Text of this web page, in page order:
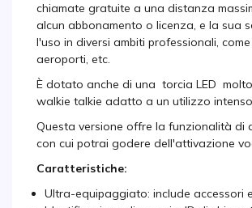
chiamate gratuite a una distanza
alcun abbonamento o licenza, e la sua
l'uso in diversi ambiti professionali,
aeroporti, etc.
È dotato anche di una torcia LED
walkie talkie adatto a un utilizzo
Questa versione offre la funzionalità di
con cui potrai godere dell'attivazione
Caratteristiche:
Ultra-equipaggiato: include accessori